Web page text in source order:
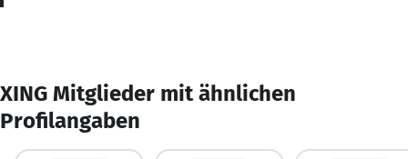
XING Mitglieder mit ähnlichen
Profilangaben